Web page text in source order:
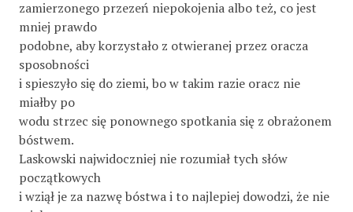
zamierzonego przezeń niepokojenia albo też, co jest
mniej prawdo­
podobne, aby korzystało z otwieranej przez oracza
sposobności
i spieszyło się do ziemi, bo w takim razie oracz nie
miałby po­
wodu strzec się ponownego spotkania się z obrażonem
bóstwem.
Laskowski najwidoczniej nie rozumiał tych słów
początkowych
i wziął je za nazwę bóstwa i to najlepiej dowodzi, że nie